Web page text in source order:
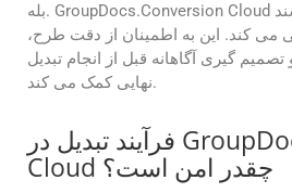
بله. GroupDocs.Conversion Cloud از ویژگی پیش نمایش سند
می کند. این به اطمینان از دقت طرح،
گیری آگاهانه قبل از انجام تبدیل
نهایی کمک می کند.
فرآیند تبدیل در GroupDocs.Conversion
Cloud چقدر امن است؟